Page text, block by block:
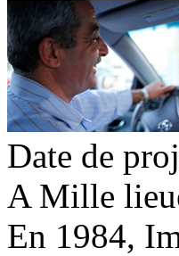
Date de
A Mille
En 1984,